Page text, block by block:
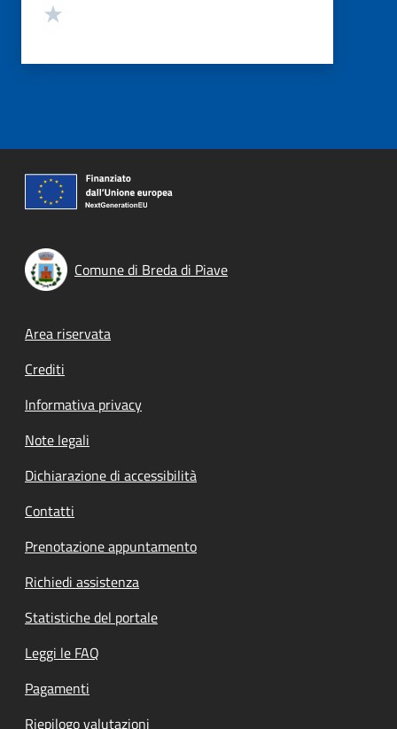
Comune di Breda di Piave
Footer menu
Area riservata
Crediti
Informativa privacy
Note legali
Dichiarazione di accessibilità
Contatti
Prenotazione appuntamento
Richiedi assistenza
Statistiche del portale
Leggi le FAQ
Pagamenti
Riepilogo valutazioni